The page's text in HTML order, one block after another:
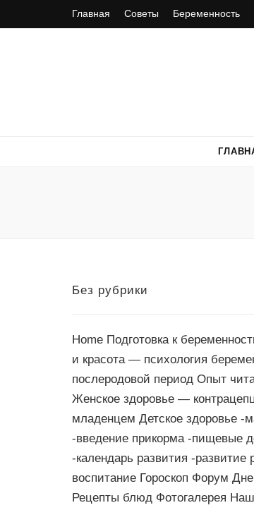
Главная Советы Беременность
Без рубрики
Home Подготовка к
и красота — психология
послеродовой период Опыт
Женское здоровье —
младенцем Детское здоровье -
-введение прикорма -пищевые
-календарь развития -
воспитание Гороскоп Форум
Рецепты блюд Фотогалерея